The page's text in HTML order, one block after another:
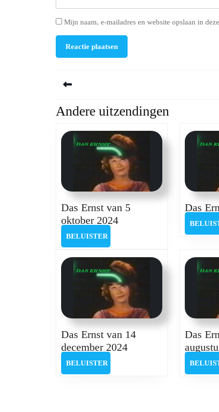
Mijn naam, e-mailadres en website opslaan in
Previous
Andere uitzendingen
Das Ernst van 5
oktober 2024Das
5
oktober
2024
BELUISTER
Das
Das Ernst van 14
december 2024Das
BELUISTER
Das